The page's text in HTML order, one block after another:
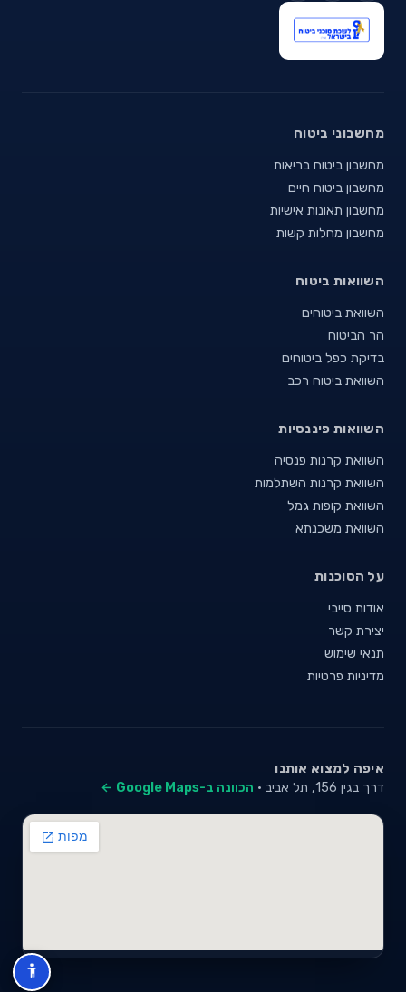
מחשבוני ביטוח
מחשבון ביטוח בריאות
מחשבון ביטוח חיים
מחשבון תאונות אישיות
מחשבון מחלות קשות
השוואות ביטוח
השוואת ביטוחים
הר הביטוח
בדיקת כפל ביטוחים
השוואת ביטוח רכב
השוואות פיננסיות
השוואת קרנות פנסיה
השוואת קרנות השתלמות
השוואת קופות גמל
השוואת משכנתא
על הסוכנות
אודות סייבי
יצירת קשר
תנאי שימוש
מדיניות פרטיות
איפה למצוא אותנו
דרך בגין 156, תל אביב · הכוונה ב-Google Maps ←